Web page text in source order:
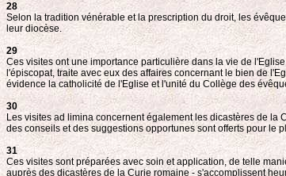
28
Selon la tradition vénérable et la prescription du droit, les
leur diocèse.
29
Ces visites ont une importance particulière dans la vie de
l'épiscopat, traite avec eux des affaires concernant le bien de
évidence la catholicité de l'Eglise et l'unité du Collège des
30
Les visites ad limina concernent également les dicastères de la
des conseils et des suggestions opportunes sont offerts pour
31
Ces visites sont préparées avec soin et application, de telle
auprès des dicastères de la Curie romaine - s'accomplissent